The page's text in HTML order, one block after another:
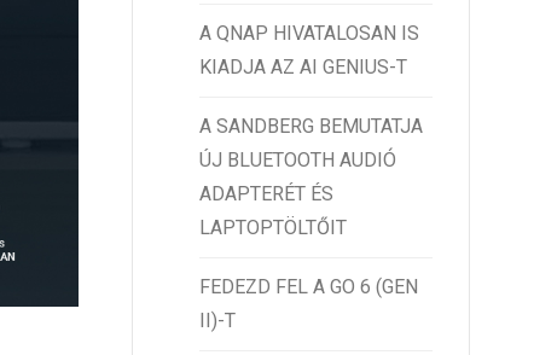
A QNAP HIVATALOSAN IS
KIADJA AZ AI GENIUS-T
A SANDBERG BEMUTATJA
ÚJ BLUETOOTH AUDIÓ
ADAPTERÉT ÉS
LAPTOPTÖLTŐIT
FEDEZD FEL A GO 6 (GEN
II)-T